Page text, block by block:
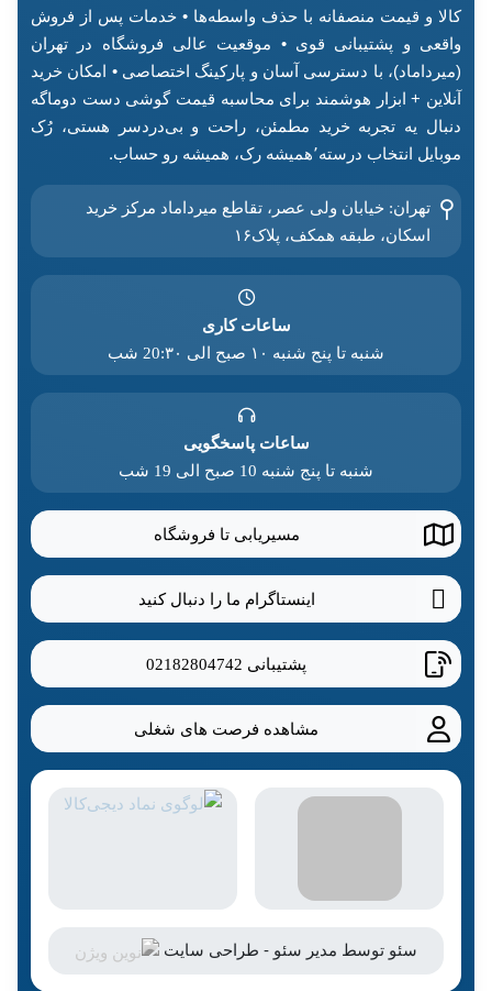
کالا و قیمت منصفانه با حذف واسطه‌ها • خدمات پس از فروش
واقعی و پشتیبانی قوی • موقعیت عالی فروشگاه در تهران
(میرداماد)، با دسترسی آسان و پارکینگ اختصاصی • امکان خرید
آنلاین + ابزار هوشمند برای محاسبه قیمت گوشی دست دوماگه
دنبال یه تجربه خرید مطمئن، راحت و بی‌دردسر هستی، رُک
موبایل انتخاب درسته٬همیشه رک، همیشه رو حساب.
تهران: خیابان ولی عصر، تقاطع میرداماد مرکز خرید‌
اسکان، طبقه همکف، پلاک۱۶
ساعات کاری
شنبه تا پنج شنبه ۱۰ صبح الی 20:۳۰ شب
ساعات پاسخگویی
شنبه تا پنج شنبه 10 صبح الی 19 شب
مسیریابی تا فروشگاه
اینستاگرام ما را دنبال کنید
پشتیبانی 02182804742
مشاهده فرصت های شغلی
سئو توسط مدیر سئو - طراحی سایت